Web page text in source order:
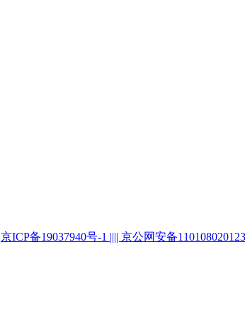
京ICP备19037940号-1 |||| 京公网安备